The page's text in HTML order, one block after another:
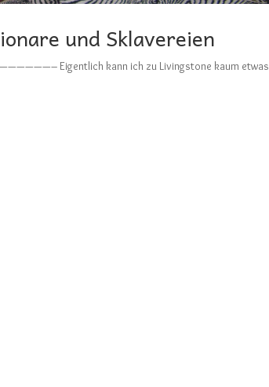
und Sklavereien
Eigentlich kann ich zu Livingstone kaum etwas